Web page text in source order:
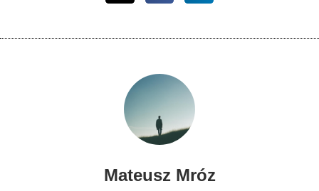
Mateusz Mróz